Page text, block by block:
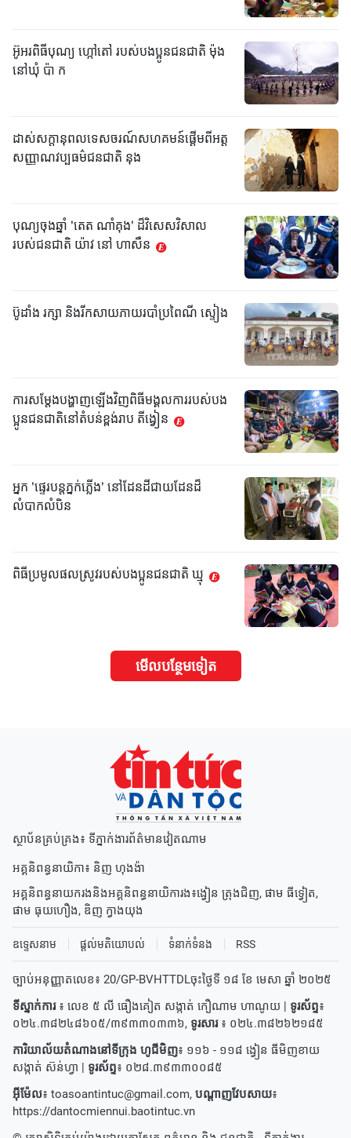
អ៊ូអរពិធីបុណ្យ ហ្កៅតៅ របស់បងប្អូនជនជាតិ ម៉ុង
នៅឃុំ ប៉ា ក
ដាស់សក្តានុពលទេសចរណ៍សហគមន៍ផ្តើមពីអត្ត
សញ្ញាណវប្បធម៌ជនជាតិ នុង
បុណ្យចុងឆ្នាំ 'តេត ណាំគុង' ដ៏វិសេសវិសាល
របស់ជនជាតិ យ៉ាវ នៅ ហាសឺន
ប៊ូដាំង រក្សា និងរីកសាយភាយរបាំប្រពៃណី ស្ទៀង
ការសម្តែងបង្ហាញឡើងវិញពិធីមង្គលការរបស់បង
ប្អូនជនជាតិនៅតំបន់ខ្ពង់រាប តីង្វៀន
អ្នក 'ផ្ទេរបន្តភ្នក់ភ្លើង' នៅដែនដីជាយដែនដ៏
លំបាកលំបិន
ពិធីប្រមូលផលស្រូវរបស់បងប្អូនជនជាតិ ឃ្មុ
មើល​បន្ថែម​ទៀត
ស្ថាប័នគ្រប់គ្រង៖ ទីភ្នាក់ងារព័ត៌មានវៀតណាម
អគ្គនិពន្ធនាយិកា៖ និញ ហុងង៉ា
អគ្គនិពន្ធនាយករងនិងអគ្គនិពន្ធនាយិការង៖ង្វៀន ត្រុងជិញ, ផាម ធីទ្វៀត,
ផាម ធុយហឿង, ឌិញ ក្វាងយុង
ឧទ្ទេសនាម ផ្តល់មតិយោបល់ ទំនាក់ទំនង RSS
ច្បាប់អនុញ្ញាតលេខ៖ 20/GP-BVHTTDLចុះថ្ងៃទី ១៨ ខែ មេសា ឆ្នាំ ២០២៥
ទីស្នាក់ការ ៖ លេខ ៥ លី ធឿងគៀត សង្កាត់ កឿណាម ហាណូយ | ទូរស័ព្ទ៖
០២៤.៣៨២៤៨៦០៥/៣៩៣៣០៣៣៦, ទូរសារ ៖ ០២៤.៣៨២៦២១៨៥
ការិយាល័យតំណាងនៅទីក្រុង ហូជីមិញ៖ ១១៦ - ១១៨ ង្វៀន ធីមិញខាយ
សង្កាត់ ស៊ន់ហ្វា | ទូរស័ព្ទ៖ ០២៨.៣៩៣៣០០៨៥
អ៊ីម៉ែល៖ toasoantintuc@gmail.com, បណ្តាញវែបសាយ៖
https://dantocmiennui.baotintuc.vn